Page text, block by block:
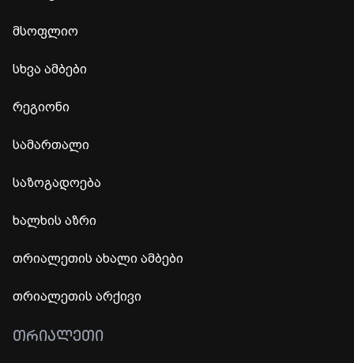
მსოფლიო
სხვა ამბები
რეგიონი
სამართალი
საზოგადოება
ხალხის აზრი
თრიალეთის ახალი ამბები
თრიალეთის არქივი
ᲗᲠᲘᲐᲚᲔᲗᲘ